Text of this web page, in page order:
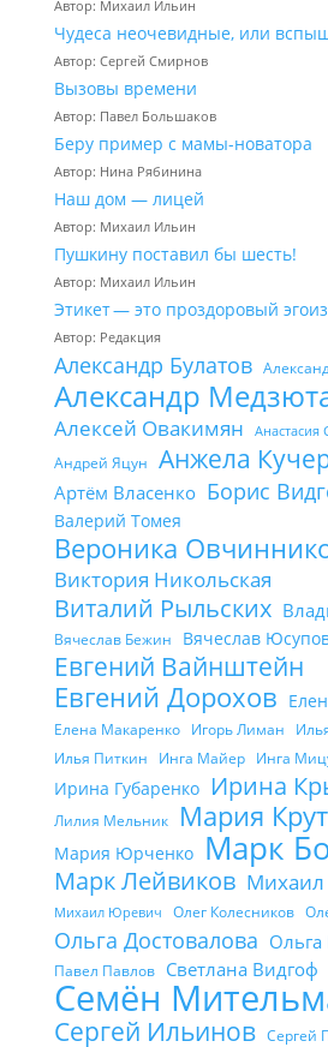
Автор: Михаил Ильин
Чудеса неочевидные, или
Автор: Сергей Смирнов
Вызовы времени
Автор: Павел Большаков
Беру пример с мамы-новатора
Автор: Нина Рябинина
Наш дом — лицей
Автор: Михаил Ильин
Пушкину поставил бы шесть!
Автор: Михаил Ильин
Этикет — это проздоровый
Автор: Редакция
Александр Булатов
Александр
Алексей Овакимян Анастасия
Андрей Яцун Анжела
Артём Власенко Борис
Валерий Томея
Вероника
Виктория Никольская
Виталий Рыльских
Вячеслав Бежин Вячеслав
Евгений Вайнштейн
Евгений Дорохов
Елена Макаренко Игорь Лиман
Илья Питкин
Инга Майер Инга
Ирина Губаренко Ирина
Лилия Мельник Мария
Мария Юрченко Марк
Марк Лейвиков Михаил
Михаил Юревич Олег Колесников
Ольга Достовалова
Павел Павлов Светлана Видгоф
Семён
Сергей Ильинов Сергей